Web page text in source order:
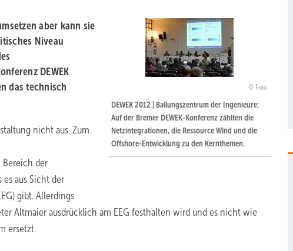
Foto:
DEWEK 2012 | Ballungszentrum der Ingenieure:
Auf der Bremer DEWEK-Konferenz zählten die
Netzintegrationen, die Ressource Wind und die
Offshore-Entwicklung zu den Kernthemen.
aber kann sie
Niveau
DEWEK
das technisch
nicht aus. Zum
Bereich der
aus Sicht der
gibt. Allerdings
Altmaier ausdrücklich am EEG festhalten wird und es nicht wie
ersetzt.